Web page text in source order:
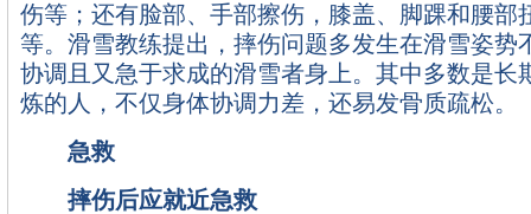
伤等；还有脸部、手部擦伤，膝盖、脚踝和腰部
等。滑雪教练提出，摔伤问题多发生在滑雪姿势
协调且又急于求成的滑雪者身上。其中多数是长
炼的人，不仅身体协调力差，还易发骨质疏松。
急救
摔伤后应就近急救